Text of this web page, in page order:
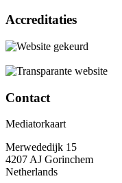
Accreditaties
Contact
Mediatorkaart
Merwededijk 15
4207 AJ Gorinchem
Netherlands